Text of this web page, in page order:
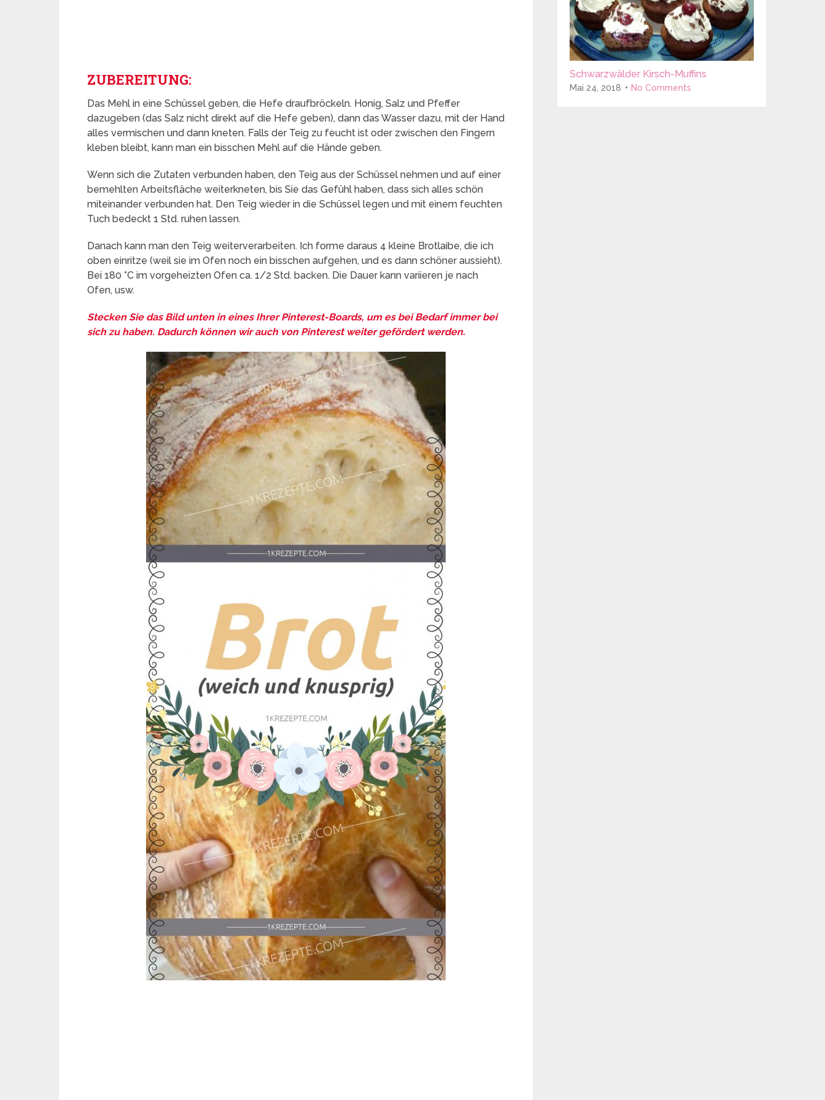
ZUBEREITUNG:
Das Mehl in eine Schüssel geben, die Hefe draufbröckeln. Honig, Salz und Pfeffer
dazugeben (das Salz nicht direkt auf die Hefe geben), dann das Wasser dazu, mit der Hand
alles vermischen und dann kneten. Falls der Teig zu feucht ist oder zwischen den Fingern
kleben bleibt, kann man ein bisschen Mehl auf die Hände geben.
Wenn sich die Zutaten verbunden haben, den Teig aus der Schüssel nehmen und auf einer
bemehlten Arbeitsfläche weiterkneten, bis Sie das Gefühl haben, dass sich alles schön
miteinander verbunden hat. Den Teig wieder in die Schüssel legen und mit einem feuchten
Tuch bedeckt 1 Std. ruhen lassen.
Danach kann man den Teig weiterverarbeiten. Ich forme daraus 4 kleine Brotlaibe, die ich
oben einritze (weil sie im Ofen noch ein bisschen aufgehen, und es dann schöner aussieht).
Bei 180 °C im vorgeheizten Ofen ca. 1/2 Std. backen. Die Dauer kann variieren je nach
Ofen, usw.
Stecken Sie das Bild unten in eines Ihrer Pinterest-Boards, um es bei Bedarf immer bei
sich zu haben. Dadurch können wir auch von Pinterest weiter gefördert werden.
Schwarzwälder Kirsch-Muffins
Mai 24, 2018 No Comments